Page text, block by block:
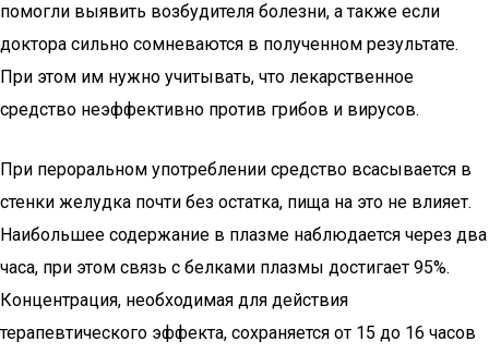
помогли выявить возбудителя болезни, а также если
доктора сильно сомневаются в полученном результате.
При этом им нужно учитывать, что лекарственное
средство неэффективно против грибов и вирусов.
При пероральном употреблении средство всасывается в
стенки желудка почти без остатка, пища на это не влияет.
Наибольшее содержание в плазме наблюдается через два
часа, при этом связь с белками плазмы достигает 95%.
Концентрация, необходимая для действия
терапевтического эффекта, сохраняется от 15 до 16 часов